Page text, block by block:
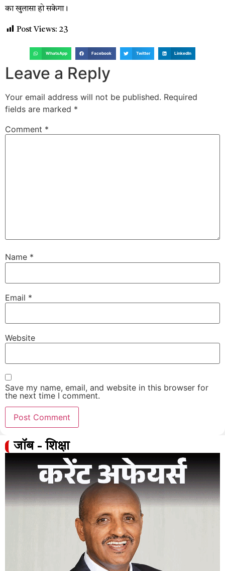
का खुलासा हो सकेगा।
Post Views: 23
WhatsApp Facebook Twitter LinkedIn
Leave a Reply
Your email address will not be published. Required
fields are marked *
Comment *
Name *
Email *
Website
Save my name, email, and website in this browser for
the next time I comment.
जॉब - शिक्षा